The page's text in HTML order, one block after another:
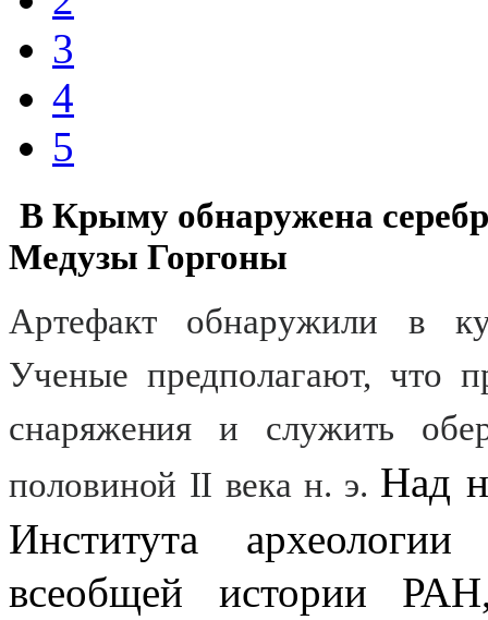
3
4
5
В Крыму обнаружена
Медузы Горгоны
Артефакт обнаружили в
Ученые предполагают, что
снаряжения и служить
половиной II века н. э. Над
Института
всеобщей истории